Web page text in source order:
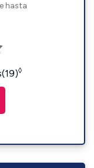
hasta
◊